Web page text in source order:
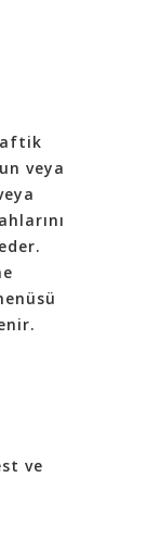
aftik
veya
ve